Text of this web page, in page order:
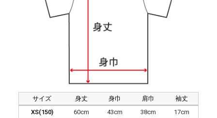
サイズ 身丈 身巾 肩巾
袖丈
XS(150)
60cm 43cm 38cm
17cm